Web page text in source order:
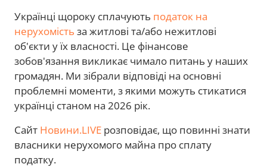
Українці щороку сплачують податок на
нерухомість за житлові та/або нежитлові
об'єкти у їх власності. Це фінансове
зобов'язання викликає чимало питань у наших
громадян. Ми зібрали відповіді на основні
проблемні моменти, з якими можуть стикатися
українці станом на 2026 рік.
Сайт Новини.LIVE розповідає, що повинні знати
власники нерухомого майна про сплату
податку.